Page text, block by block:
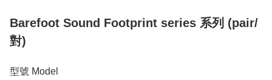
Barefoot Sound Footprint series 系列 (pair/
對)
型號 Model